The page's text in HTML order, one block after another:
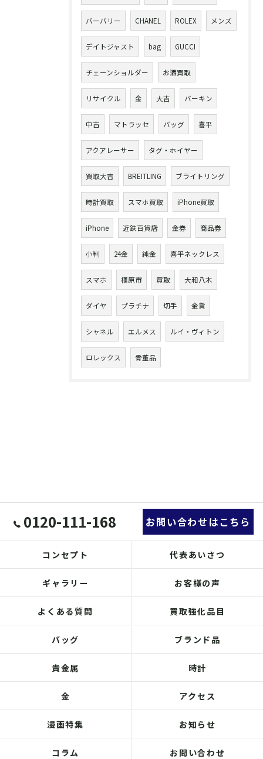
バーバリー CHANEL ROLEX メンズ
デイトジャスト bag GUCCI
チェーンショルダー お酒買取
リサイクル 金 大吉 バーキン
中古 マトラッセ バッグ 喜平
アクアレーサー タグ・ホイヤー
買取大吉 BREITLING ブライトリング
時計買取 スマホ買取 iPhone買取
iPhone 近鉄百貨店 金券 商品券
小判 24金 純金 喜平ネックレス
スマホ 橿原市 買取 大和八木
ダイヤ プラチナ 切手 金貨
シャネル エルメス ルイ・ヴィトン
ロレックス 骨董品
0120-111-168 お問い合わせはこちら
コンセプト 代表あいさつ
ギャラリー お客様の声
よくある質問 買取強化品目
バッグ ブランド品
貴金属 時計
金 アクセス
漫画特集 お知らせ
コラム お問い合わせ